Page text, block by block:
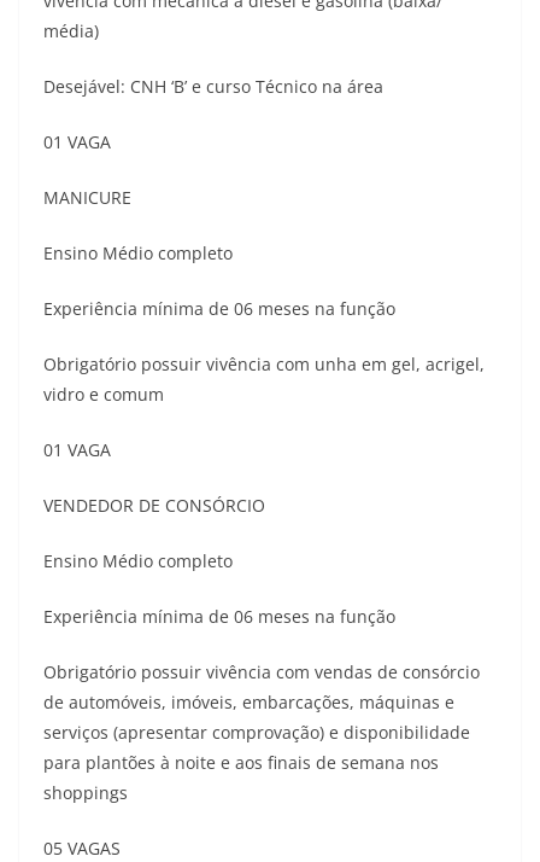
média)
Desejável: CNH ‘B’ e curso Técnico na área
01 VAGA
MANICURE
Ensino Médio completo
Experiência mínima de 06 meses na função
Obrigatório possuir vivência com unha em gel, acrigel,
vidro e comum
01 VAGA
VENDEDOR DE CONSÓRCIO
Ensino Médio completo
Experiência mínima de 06 meses na função
Obrigatório possuir vivência com vendas de consórcio
de automóveis, imóveis, embarcações, máquinas e
serviços (apresentar comprovação) e disponibilidade
para plantões à noite e aos finais de semana nos
shoppings
05 VAGAS